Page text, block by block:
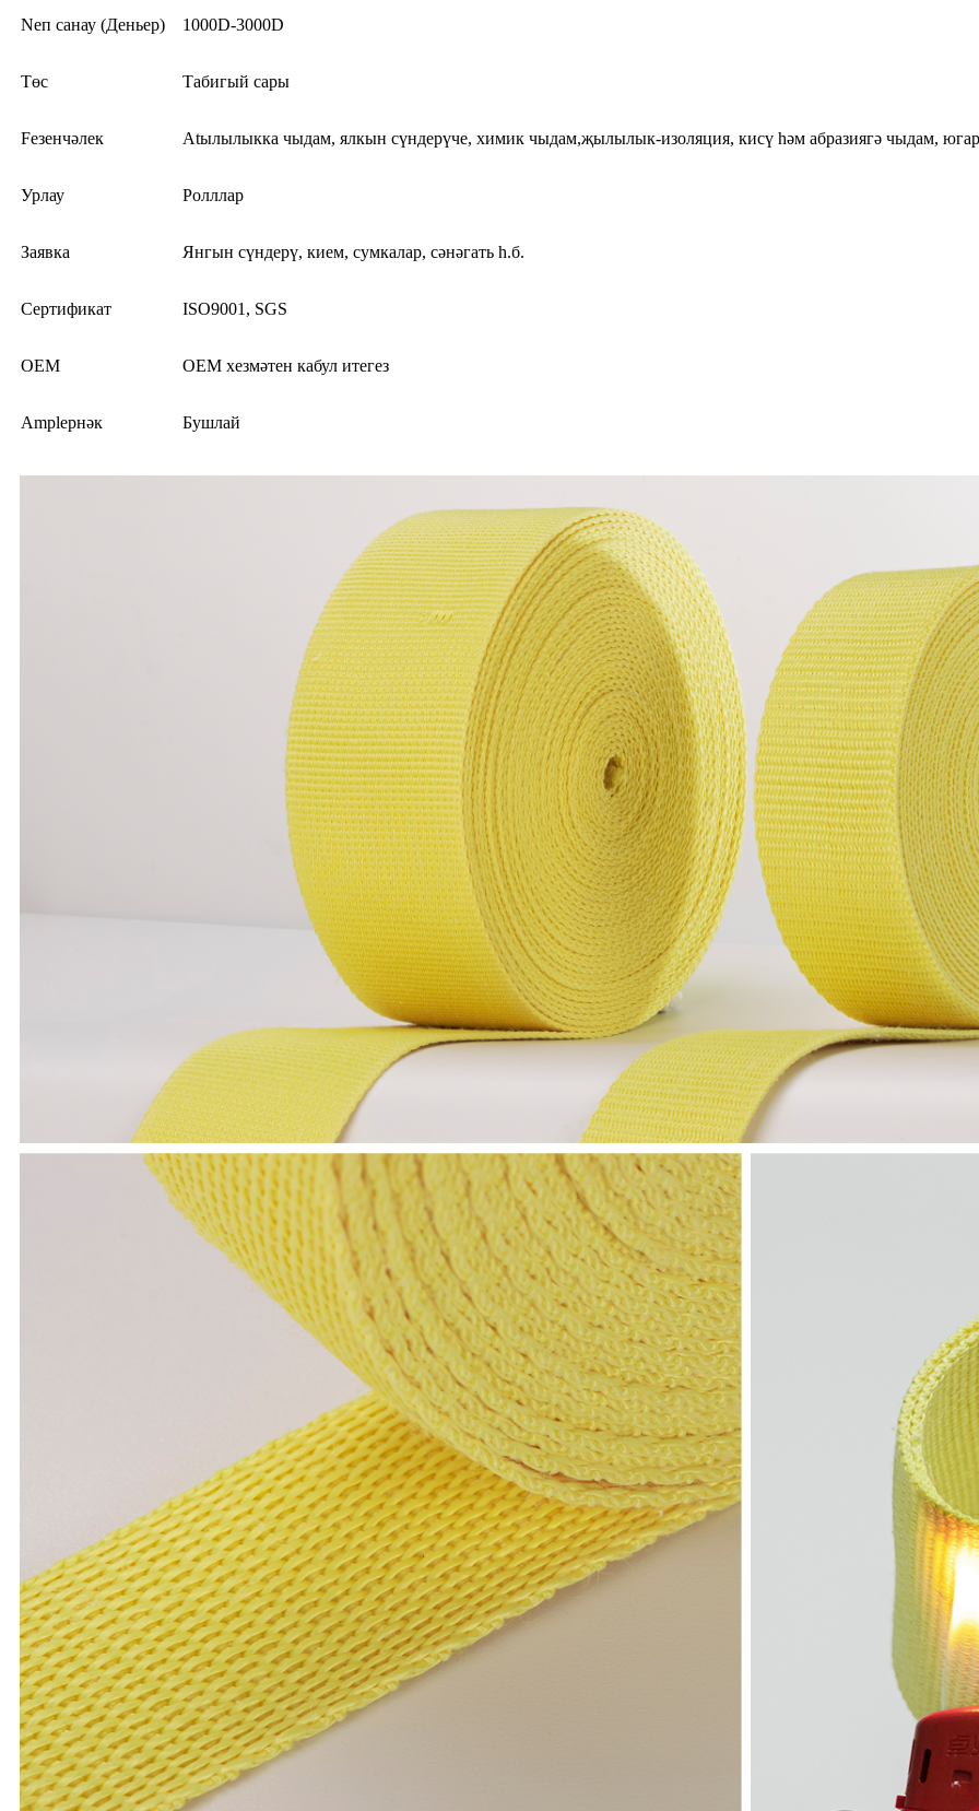
Nеп санау (Деньер) 1000D-3000D
Төс Табигый сары
Feзенчәлек Atылылыкка чыдам, ялкын сүндерүче, химик чыдам,җылылык-изоляция, кисү һәм абразиягә чыдам,
Урлау Ролллар
Заявка Янгын сүндерү, кием, сумкалар, сәнәгать һ.б.
Сертификат ISO9001, SGS
OEM OEM хезмәтен кабул итегез
Ampleрнәк Бушлай